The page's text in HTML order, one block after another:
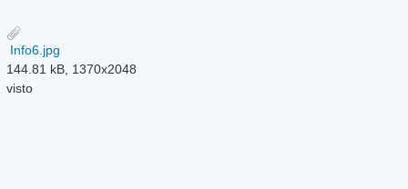
Info6.jpg
144.81 kB, 1370x2048
visto